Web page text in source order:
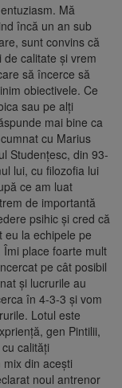
Mă
încă un an sub
sunt convins că
calitate şi vrem
să încerce să
obiectivele. Ce
sau pe alţi
mai bine ca
cu Marius
Studenţesc, din 93-
lui, cu filozofia lui
ce am luat
de importantă
psihic şi cred că
eu la echipele pe
place foarte mult
pe cât posibil
şi lucrurile au
în 4-3-3 şi vom
Lotul este
gen Pintilii,
calităţi
din aceşti
noul antrenor